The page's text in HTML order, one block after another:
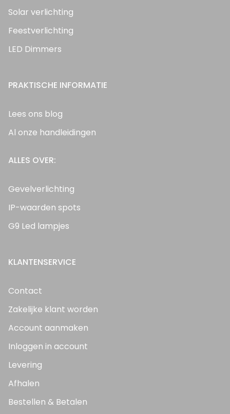
Solar verlichting
Feestverlichting
LED Dimmers
PRAKTISCHE INFORMATIE
Lees ons blog
Al onze handleidingen
ALLES OVER:
Gevelverlichting
IP-waarden spots
G9 Led lampjes
KLANTENSERVICE
Contact
Zakelijke klant worden
Account aanmaken
Inloggen in account
Levering
Afhalen
Bestellen & Betalen